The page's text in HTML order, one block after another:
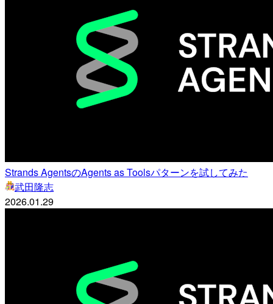
Strands AgentsのAgents as Toolsパターンを試してみた
武田隆志
2026.01.29